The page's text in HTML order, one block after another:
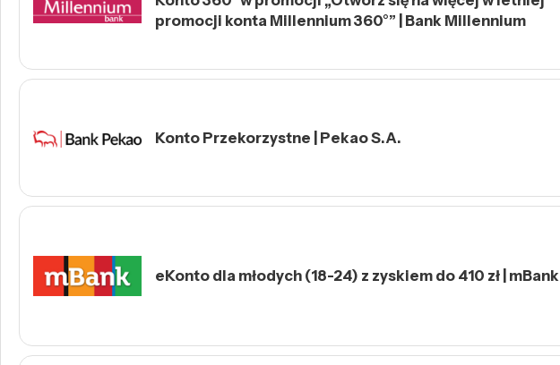
promocji konta Millennium 360°” | Bank Millennium
Konto Przekorzystne | Pekao S.A.
eKonto dla młodych (18-24) z zyskiem do 410 zł | mBank